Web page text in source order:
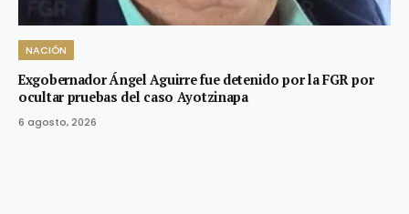
NACIÓN
Exgobernador Ángel Aguirre fue detenido por la FGR por
ocultar pruebas del caso Ayotzinapa
6 agosto, 2026